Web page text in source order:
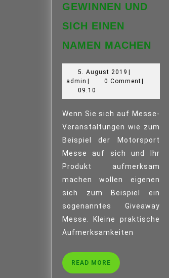
GEWINNEN UND
SICH EINEN
NAMEN MACHEN
UND
5. August 2019 5.
August
admin admin0 Comment
09:10
Wenn Sie sich auf Messe-
Veranstaltungen wie zum
Beispiel der Motorsport
Messe auf sich und Ihr
Produkt aufmerksam
machen wollen eigenen
sich zum Beispiel ein
sogenanntes Giveaway
Messe. Kleine praktische
Aufmerksamkeiten
READ MORE READ
MORE